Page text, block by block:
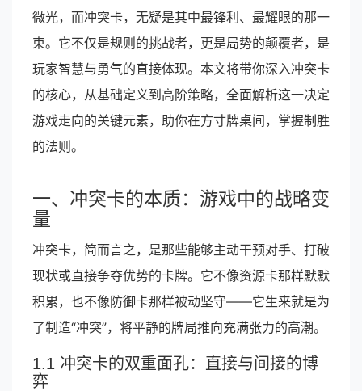
微光，而冲突卡，无疑是其中最锋利、最耀眼的那一
束。它不仅是规则的挑战者，更是局势的颠覆者，是
玩家智慧与勇气的直接体现。本文将带你深入冲突卡
的核心，从基础定义到高阶策略，全面解析这一决定
游戏走向的关键元素，助你在方寸牌桌间，掌握制胜
的法则。
一、冲突卡的本质：游戏中的战略变
量
冲突卡，简而言之，是那些能够主动干预对手、打破
现状或直接争夺优势的卡牌。它不像资源卡那样默默
积累，也不像防御卡那样被动坚守——它生来就是为
了制造“冲突”，将平静的牌局推向充满张力的高潮。
1.1 冲突卡的双重面孔：直接与间接的博
弈